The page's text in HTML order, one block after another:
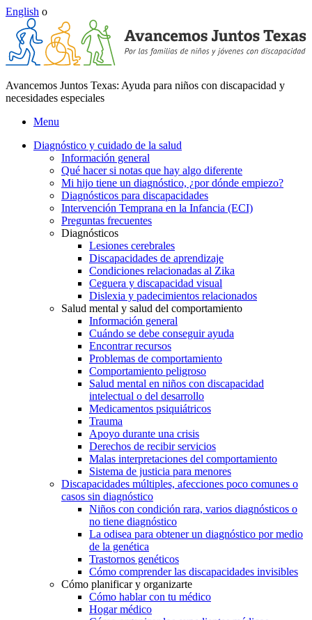
English o
Avancemos Juntos Texas: Ayuda para niños con discapacidad y
necesidades especiales
Menu
Diagnóstico y cuidado de la salud
Información general
Qué hacer si notas que hay algo diferente
Mi hijo tiene un diagnóstico, ¿por dónde empiezo?
Diagnósticos para discapacidades
Intervención Temprana en la Infancia (ECI)
Preguntas frecuentes
Diagnósticos
Lesiones cerebrales
Discapacidades de aprendizaje
Condiciones relacionadas al Zika
Ceguera y discapacidad visual
Dislexia y padecimientos relacionados
Salud mental y salud del comportamiento
Información general
Cuándo se debe conseguir ayuda
Encontrar recursos
Problemas de comportamiento
Comportamiento peligroso
Salud mental en niños con discapacidad
intelectual o del desarrollo
Medicamentos psiquiátricos
Trauma
Apoyo durante una crisis
Derechos de recibir servicios
Malas interpretaciones del comportamiento
Sistema de justicia para menores
Discapacidades múltiples, afecciones poco comunes o
casos sin diagnóstico
Niños con condición rara, varios diagnósticos o
no tiene diagnóstico
La odisea para obtener un diagnóstico por medio
de la genética
Trastornos genéticos
Cómo comprender las discapacidades invisibles
Cómo planificar y organizarte
Cómo hablar con tu médico
Hogar médico